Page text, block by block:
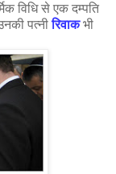
विधि से एक दम्पति
पत्नीरिवाकभी